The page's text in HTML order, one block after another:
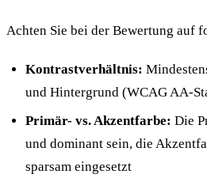
Achten Sie bei der Bewertung auf
Kontrastverhältnis:
und Hintergrund (WCAG AA-
Primär- vs. Akzentfarbe: Die
und dominant sein, die
sparsam eingesetzt